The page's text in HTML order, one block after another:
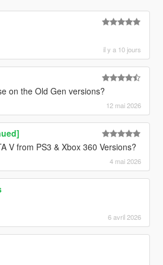
il y a 10 jours
on the Old Gen versions?
12 mai 2026
V from PS3 & Xbox 360 Versions?
4 mai 2026
6 avril 2026